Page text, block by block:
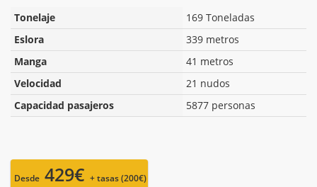
Tonelaje
169 Toneladas
Eslora
339 metros
Manga
41 metros
Velocidad
21 nudos
Capacidad pasajeros
5877 personas
Desde 429€ + tasas (200€)